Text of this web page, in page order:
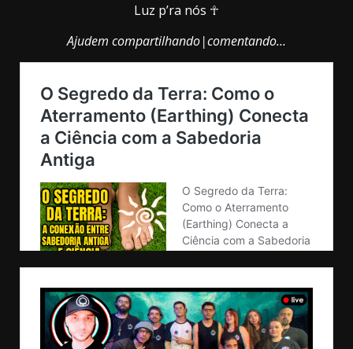
Luz p’ra nós ☥
Ajudem compartilhando|comentando…